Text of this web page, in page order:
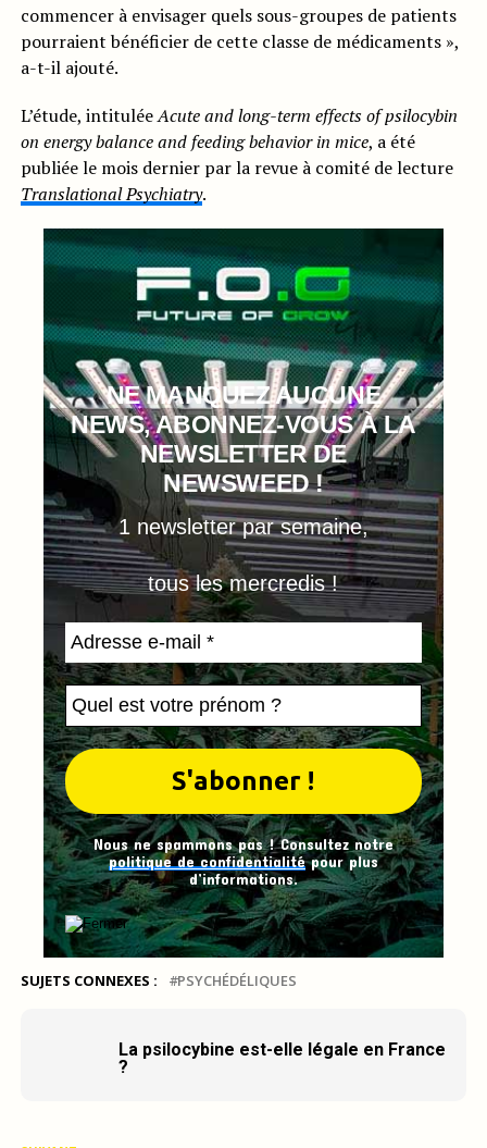
commencer à envisager quels sous-groupes de patients
pourraient bénéficier de cette classe de médicaments »,
a-t-il ajouté.
L’étude, intituléeAcute and long-term effects of psilocybin
on energy balance and feeding behavior in mice, a été
publiée le mois dernier par la revue à comité de lecture
Translational Psychiatry.
NE MANQUEZ AUCUNE
NEWS, ABONNEZ-VOUS À LA
NEWSLETTER DE
NEWSWEED !
1 newsletter par semaine,
tous les mercredis !
Nous ne spammons pas ! Consultez notre
politique de confidentialitépour plus
d’informations.
SUJETS CONNEXES : PSYCHÉDÉLIQUES
La psilocybine est-elle légale en France
?